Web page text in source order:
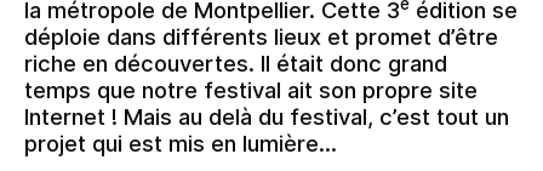
la métropole de Montpellier. Cette 3
édition se
déploie dans différents lieux et promet d’être
riche en découvertes. Il était donc grand
temps que notre festival ait son propre site
Internet ! Mais au delà du festival, c’est tout un
projet qui est mis en lumière…